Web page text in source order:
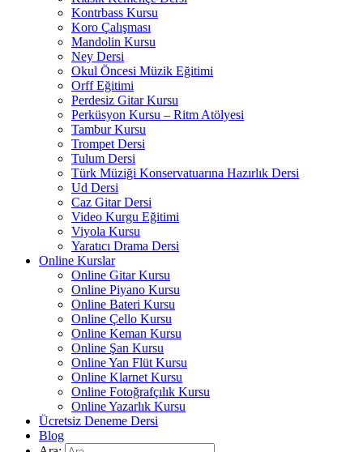
Kontrbass Kursu
Koro Çalışması
Mandolin Kursu
Ney Dersi
Okul Öncesi Müzik Eğitimi
Orff Eğitimi
Perdesiz Gitar Kursu
Perküsyon Kursu – Ritm Atölyesi
Tambur Kursu
Trompet Dersi
Tulum Dersi
Türk Müziği Konservatuarına Hazırlık Dersi
Ud Dersi
Caz Gitar Dersi
Video Kurgu Eğitimi
Viyola Kursu
Yaratıcı Drama Dersi
Online Kurslar
Online Gitar Kursu
Online Piyano Kursu
Online Bateri Kursu
Online Çello Kursu
Online Keman Kursu
Online Şan Kursu
Online Yan Flüt Kursu
Online Klarnet Kursu
Online Fotoğrafçılık Kursu
Online Yazarlık Kursu
Ücretsiz Deneme Dersi
Blog